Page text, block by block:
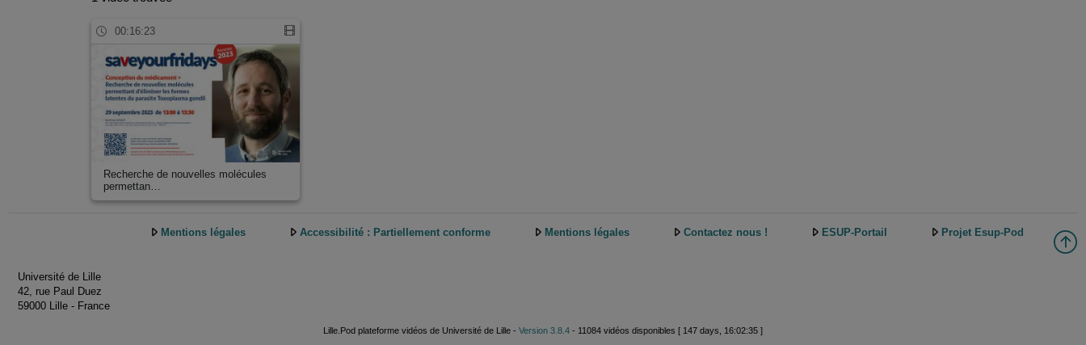
00:16:23
Recherche de nouvelles molécules
permettan…
Université de Lille
42, rue Paul Duez
59000 Lille - France
Mentions légales Accessibilité : Partiellement conforme Mentions légales Contactez nous ! ESUP-Portail Projet Esup-Pod
Lille.Pod plateforme vidéos de Université de Lille - Version 3.8.4 - 11084 vidéos disponibles [ 147 days, 16:02:35 ]